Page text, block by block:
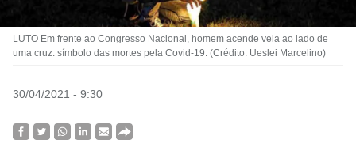
LUTO Em frente ao Congresso Nacional, homem acende vela ao lado de
uma cruz: símbolo das mortes pela Covid-19: (Crédito: Ueslei Marcelino)
30/04/2021 - 9:30